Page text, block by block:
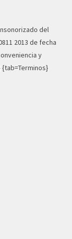
del
2013 de fecha
y